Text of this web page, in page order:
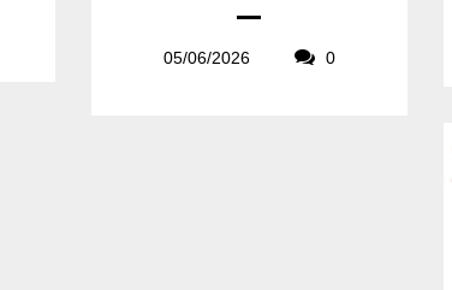
05/06/2026 0